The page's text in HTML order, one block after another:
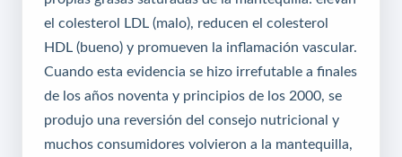
el colesterol LDL (malo), reducen el colesterol
HDL (bueno) y promueven la inflamación vascular.
Cuando esta evidencia se hizo irrefutable a finales
de los años noventa y principios de los 2000, se
produjo una reversión del consejo nutricional y
muchos consumidores volvieron a la mantequilla,